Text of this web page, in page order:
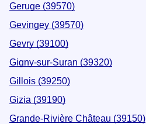
Geruge (39570)
Gevingey (39570)
Gevry (39100)
Gigny-sur-Suran (39320)
Gillois (39250)
Gizia (39190)
Grande-Rivière Château (39150)